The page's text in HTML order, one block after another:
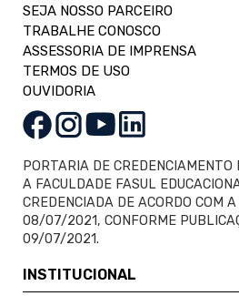
SEJA NOSSO PARCEIRO
TRABALHE CONOSCO
ASSESSORIA DE IMPRENSA
TERMOS DE USO
OUVIDORIA
PORTARIA DE CREDENCIAMENTO
A FACULDADE FASUL
CREDENCIADA DE ACORDO COM
08/07/2021, CONFORME
09/07/2021.
INSTITUCIONAL